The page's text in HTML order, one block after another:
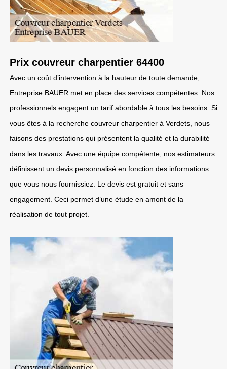
Prix couvreur charpentier 64400
Avec un coût d’intervention à la hauteur de toute demande,
Entreprise BAUER met en place des services compétentes. Nos
professionnels engagent un tarif abordable à tous les besoins. Si
vous êtes à la recherche couvreur charpentier à Verdets, nous
faisons des prestations qui présentent la qualité et la durabilité
dans les travaux. Avec une équipe compétente, nos estimateurs
définissent un devis personnalisé en fonction des informations
que vous nous fournissiez. Le devis est gratuit et sans
engagement. Ceci permet d’une étude en amont de la
réalisation de tout projet.